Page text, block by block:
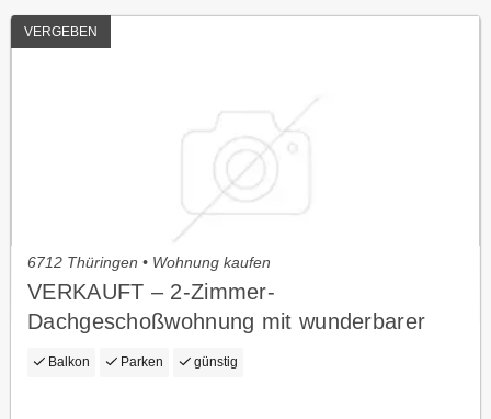
VERGEBEN
6712 Thüringen • Wohnung kaufen
VERKAUFT – 2-Zimmer-
Dachgeschoßwohnung mit wunderbarer
Fernsicht
Balkon Parken günstig